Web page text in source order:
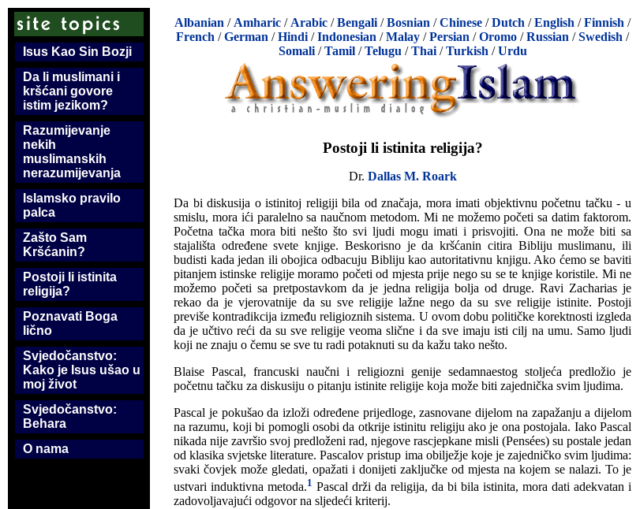
Isus Kao Sin Bozji
Da li muslimani i
kršćani govore
istim jezikom?
Razumijevanje
nekih
muslimanskih
nerazumijevanja
Islamsko pravilo
palca
Zašto Sam
Kršćanin?
Postoji li istinita
religija?
Poznavati Boga
lično
Svjedočanstvo:
Kako je Isus ušao u
moj život
Svjedočanstvo:
Behara
O nama
Albanian / Amharic / Arabic /Bengali /Bosnian /Chinese /Dutch /English /Finnish /
French /German /Hindi /Indonesian /Malay /Persian /Oromo /Russian /Swedish /
Somali/Tamil/Telugu /Thai/Turkish /Urdu
Postoji li istinita religija?
Dr. Dallas M. Roark
Da bi diskusija o istinitoj religiji bila od značaja, mora imati objektivnu početnu tačku - u
smislu, mora ići paralelno sa naučnom metodom. Mi ne možemo početi sa datim faktorom.
Početna tačka mora biti nešto što svi ljudi mogu imati i prisvojiti. Ona ne može biti sa
stajališta određene svete knjige. Beskorisno je da kršćanin citira Bibliju muslimanu, ili
budisti kada jedan ili obojica odbacuju Bibliju kao autoritativnu knjigu. Ako ćemo se baviti
pitanjem istinske religije moramo početi od mjesta prije nego su se te knjige koristile. Mi ne
možemo početi sa pretpostavkom da je jedna religija bolja od druge. Ravi Zacharias je
rekao da je vjerovatnije da su sve religije lažne nego da su sve religije istinite. Postoji
previše kontradikcija između religioznih sistema. U ovom dobu političke korektnosti izgleda
da je učtivo reći da su sve religije veoma slične i da sve imaju isti cilj na umu. Samo ljudi
koji ne znaju o čemu se sve tu radi potaknuti su da kažu tako nešto.
Blaise Pascal, francuski naučni i religiozni genije sedamnaestog stoljeća predložio je
početnu tačku za diskusiju o pitanju istinite religije koja može biti zajednička svim ljudima.
Pascal je pokušao da izloži određene prijedloge, zasnovane dijelom na zapažanju a dijelom
na razumu, koji bi pomogli osobi da otkrije istinitu religiju ako je ona postojala. Iako Pascal
nikada nije završio svoj predloženi rad, njegove rascjepkane misli (Pensées) su postale jedan
od klasika svjetske literature. Pascalov pristup ima obilježje koje je zajedničko svim ljudima:
svaki čovjek može gledati, opažati i donijeti zaključke od mjesta na kojem se nalazi. To je
ustvari induktivna metoda.1 Pascal drži da religija, da bi bila istinita, mora dati adekvatan i
zadovoljavajući odgovor na sljedeći kriterij.